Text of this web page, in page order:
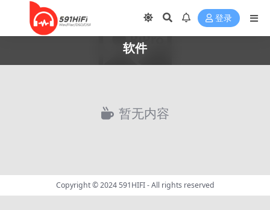
登录
软件
暂无内容
Copyright © 2024 591HIFI- All rights reserved